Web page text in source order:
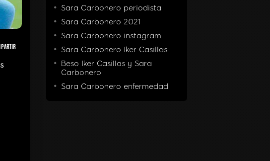
Sara Carbonero periodista
Sara Carbonero 2021
Sara Carbonero instagram
Sara Carbonero Iker Casillas
Beso Iker Casillas y Sara
Carbonero
Sara Carbonero enfermedad